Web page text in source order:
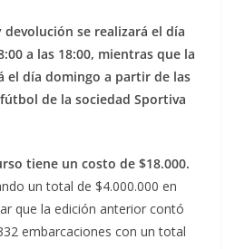
devolución se realizará el día
a las 18:00, mientras que la
el día domingo a partir de las
de la sociedad Sportiva
tiene un costo de $18.000.
un total de $4.000.000 en
que la edición anterior contó
embarcaciones con un total